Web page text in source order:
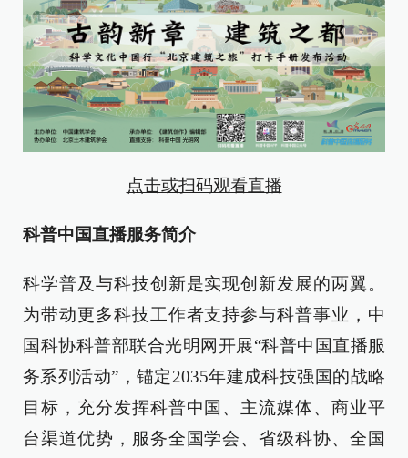
点击或扫码观看直播
科普中国直播服务简介
科学普及与科技创新是实现创新发展的两翼。
为带动更多科技工作者支持参与科普事业，中
国科协科普部联合光明网开展“科普中国直播服
务系列活动”，锚定2035年建成科技强国的战略
目标，充分发挥科普中国、主流媒体、商业平
台渠道优势，服务全国学会、省级科协、全国